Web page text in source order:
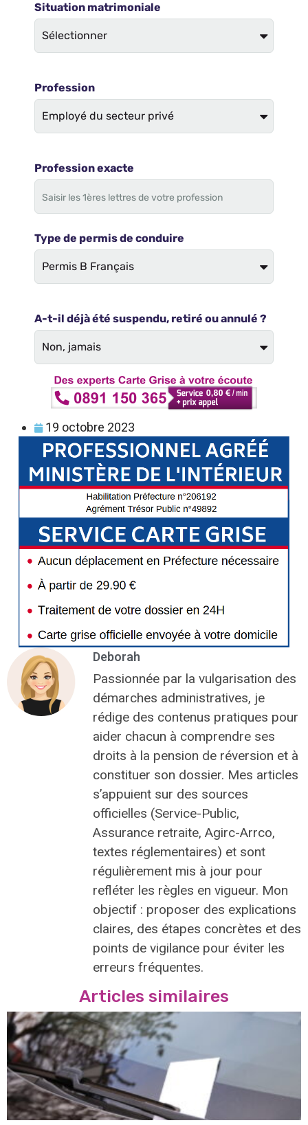
19 octobre 2023
Deborah
Passionnée par la vulgarisation des
démarches administratives, je
rédige des contenus pratiques pour
aider chacun à comprendre ses
droits à la pension de réversion et à
constituer son dossier. Mes articles
s’appuient sur des sources
officielles (Service-Public,
Assurance retraite, Agirc-Arrco,
textes réglementaires) et sont
régulièrement mis à jour pour
refléter les règles en vigueur. Mon
objectif : proposer des explications
claires, des étapes concrètes et des
points de vigilance pour éviter les
erreurs fréquentes.
Articles similaires